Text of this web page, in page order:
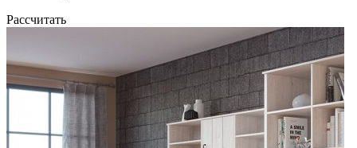
Рассчитать